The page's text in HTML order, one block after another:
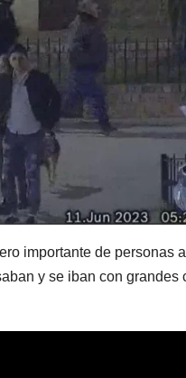
importante de personas al
y se iban con grandes
ARGENTINA
para
y
el
que
7 AGOSTO,